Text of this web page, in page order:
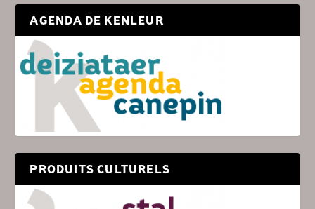
AGENDA DE KENLEUR
PRODUITS CULTURELS